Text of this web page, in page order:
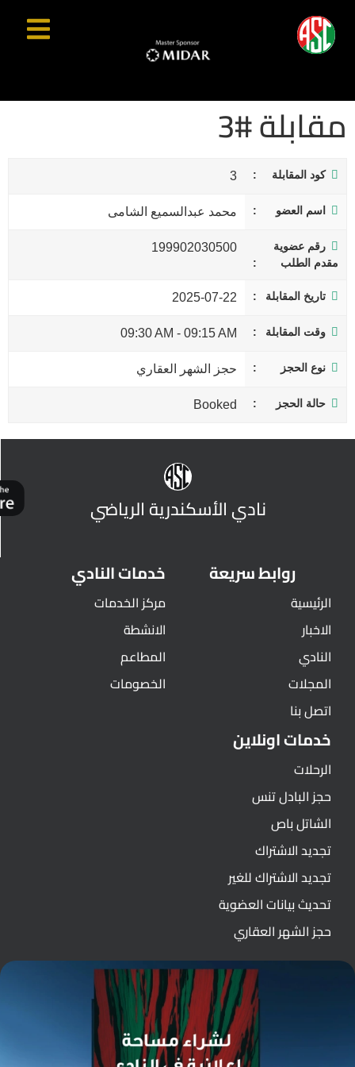
مقابلة #3
كود المقابلة 3
اسم العضو محمد عبدالسميع الشامى
رقم عضوية
مقدم الطلب
199902030500
تاريخ المقابلة 2025-07-22
وقت المقابلة 09:15 AM
-
09:30 AM
نوع الحجز حجز الشهر العقاري
حالة الحجز Booked
نادي الأسكندرية الرياضي
روابط سريعة
الرئيسية
الاخبار
النادي
المجلات
اتصل بنا
خدمات النادي
مركز الخدمات
الانشطة
المطاعم
الخصومات
خدمات اونلاين
الرحلات
حجز البادل تنس
الشاتل باص
تجديد الاشتراك
تجديد الاشتراك للغير
تحديث بيانات العضوية
حجز الشهر العقاري